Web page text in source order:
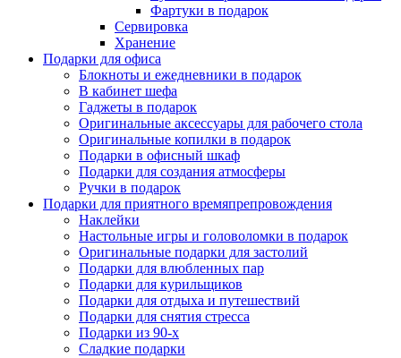
Фартуки в подарок
Сервировка
Хранение
Подарки для офиса
Блокноты и ежедневники в подарок
В кабинет шефа
Гаджеты в подарок
Оригинальные аксессуары для рабочего стола
Оригинальные копилки в подарок
Подарки в офисный шкаф
Подарки для создания атмосферы
Ручки в подарок
Подарки для приятного времяпрепровождения
Наклейки
Настольные игры и головоломки в подарок
Оригинальные подарки для застолий
Подарки для влюбленных пар
Подарки для курильщиков
Подарки для отдыха и путешествий
Подарки для снятия стресса
Подарки из 90-х
Сладкие подарки